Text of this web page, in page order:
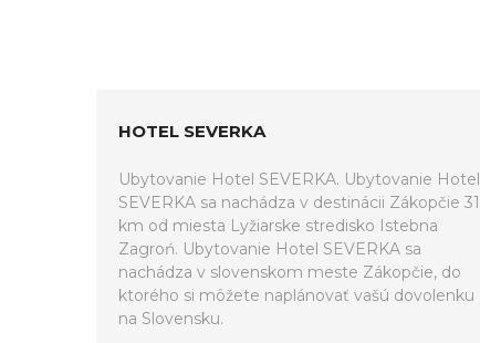
HOTEL SEVERKA
Ubytovanie Hotel SEVERKA. Ubytovanie Hotel
SEVERKA sa nachádza v destinácii Zákopčie 31
km od miesta Lyžiarske stredisko Istebna
Zagroń. Ubytovanie Hotel SEVERKA sa
nachádza v slovenskom meste Zákopčie, do
ktorého si môžete naplánovať vašú dovolenku
na Slovensku.